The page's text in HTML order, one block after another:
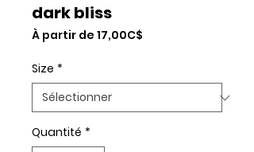
dark bliss
À partir de 17,00C$
Size *
Quantité *